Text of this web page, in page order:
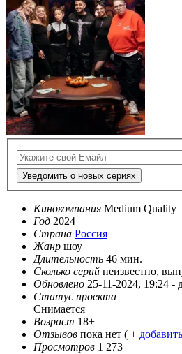
Уведомить о новых сериях
Кинокомпания Medium Quality
Год 2024
Страна Россия
Жанр шоу
Длительность 46 мин.
Сколько серий неизвестно,
Обновлено 25-11-2024, 19:24 -
Статус проекта
Снимается
Возраст 18+
Отзывов пока нет ( +
Просмотров 1 273